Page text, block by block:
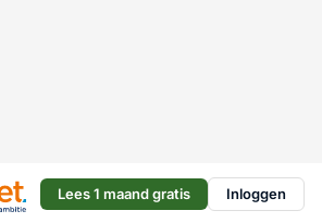
Lees 1 maand gratis Inloggen